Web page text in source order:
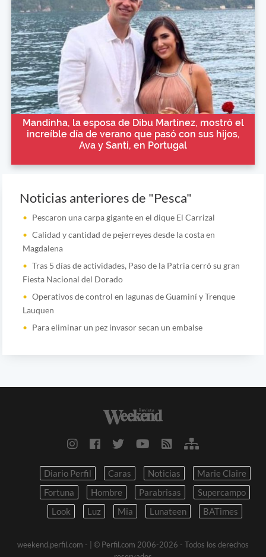
Mandinha, la esposa de Dibu Martínez, mostró el
increíble día de verano que pasó con sus hijos,
Ava y Santi, en Portugal
Noticias anteriores de "Pesca"
Pescaron una carpa gigante en el dique El Carrizal
Calidad y cantidad de pejerreyes desde la costa en
Magdalena
Tras 5 días de actividades, Paso de la Patria cerró su gran
Fiesta Nacional del Dorado
Operativos de control en lagunas de Guaminí y Trenque
Lauquen
Para eliminar un pez invasor secan un embalse
Diario Perfil Caras Noticias
Marie Claire
Fortuna
Hombre Parabrisas
Supercampo
Look
Luz Mia Lunateen BATimes
weekend.perfil.com -
| © Perfil.com 2006-2026 - Todos los derechos